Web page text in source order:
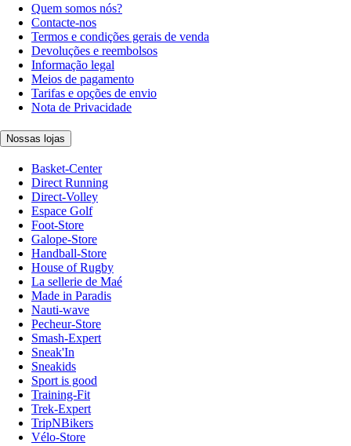
Quem somos nós?
Contacte-nos
Termos e condições gerais de venda
Devoluções e reembolsos
Informação legal
Meios de pagamento
Tarifas e opções de envio
Nota de Privacidade
Nossas lojas
Basket-Center
Direct Running
Direct-Volley
Espace Golf
Foot-Store
Galope-Store
Handball-Store
House of Rugby
La sellerie de Maé
Made in Paradis
Nauti-wave
Pecheur-Store
Smash-Expert
Sneak'In
Sneakids
Sport is good
Training-Fit
Trek-Expert
TripNBikers
Vélo-Store